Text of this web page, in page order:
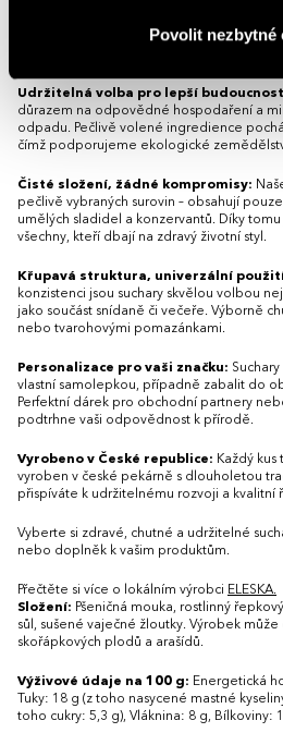
Povolit nezbytné
svačina nebo doplněk k oblíbené
Udržitelná volba pro lepší
důrazem na odpovědné hospodaření a
odpadu. Pečlivě volené ingredience
čímž podporujeme ekologické
Čisté složení, žádné kompromisy:
pečlivě vybraných surovin – obsahují
umělých sladidel a konzervantů. Díky
všechny, kteří dbají na zdravý životní styl.
Křupavá struktura, univerzální
konzistenci jsou suchary skvělou volbou
jako součást snídaně či večeře. Výborně
nebo tvarohovými pomazánkami.
Personalizace pro vaši značku:
vlastní samolepkou, případně zabalit do
Perfektní dárek pro obchodní partnery
podtrhne vaši odpovědnost k přírodě.
Vyrobeno v České republice: Každý
vyroben v české pekárně s dlouholetou
přispíváte k udržitelnému rozvoji a kvalitní
Vyberte si zdravé, chutné a udržitelné
nebo doplněk k vašim produktům.
Přečtěte si více o lokálním výrobci ELESKA.
Složení: Pšeničná mouka, rostlinný
sůl, sušené vaječné žloutky. Výrobek
skořápkových plodů a arašídů.
Výživové údaje na 100 g: Energetická
Tuky: 18 g (z toho nasycené mastné
toho cukry: 5,3 g), Vláknina: 8 g, Bílkoviny: